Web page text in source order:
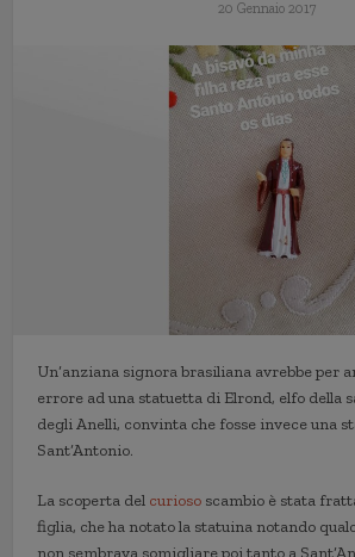
20 Gennaio 2017
Un’anziana signora brasiliana avrebbe per
errore ad una statuetta di Elrond, elfo della
degli Anelli, convinta che fosse invece una
Sant’Antonio.
La scoperta del curioso scambio è stata
figlia, che ha notato la statuina notando